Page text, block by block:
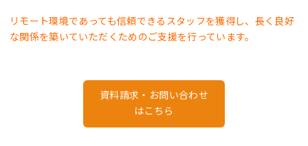
リモート環境であっても信頼できるスタッフを獲得し、長く良好
な関係を築いていただくためのご支援を行っています。
資料請求・お問い合わせ
はこちら